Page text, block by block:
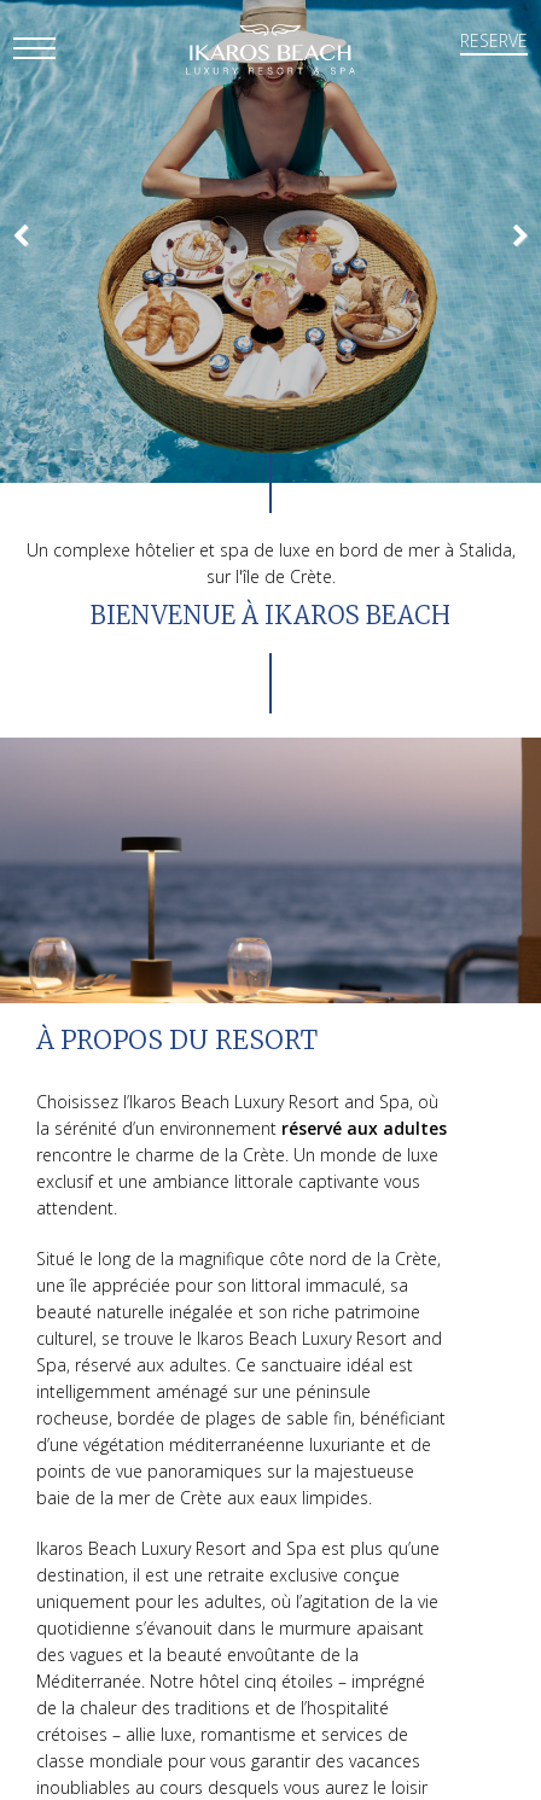
RESERVE
Open
Mobile
Menu
Un complexe hôtelier et spa de luxe en bord de mer à Stalida,
sur l'île de Crète.
BIENVENUE À IKAROS BEACH
À PROPOS DU RESORT
Choisissez l’Ikaros Beach Luxury Resort and Spa, où
la sérénité d’un environnement réservé aux adultes
rencontre le charme de la Crète. Un monde de luxe
exclusif et une ambiance littorale captivante vous
attendent.
Situé le long de la magnifique côte nord de la Crète,
une île appréciée pour son littoral immaculé, sa
beauté naturelle inégalée et son riche patrimoine
culturel, se trouve le Ikaros Beach Luxury Resort and
Spa, réservé aux adultes. Ce sanctuaire idéal est
intelligemment aménagé sur une péninsule
rocheuse, bordée de plages de sable fin, bénéficiant
d’une végétation méditerranéenne luxuriante et de
points de vue panoramiques sur la majestueuse
baie de la mer de Crète aux eaux limpides.
Ikaros Beach Luxury Resort and Spa est plus qu’une
destination, il est une retraite exclusive conçue
uniquement pour les adultes, où l’agitation de la vie
quotidienne s’évanouit dans le murmure apaisant
des vagues et la beauté envoûtante de la
Méditerranée. Notre hôtel cinq étoiles – imprégné
de la chaleur des traditions et de l’hospitalité
crétoises – allie luxe, romantisme et services de
classe mondiale pour vous garantir des vacances
inoubliables au cours desquels vous aurez le loisir